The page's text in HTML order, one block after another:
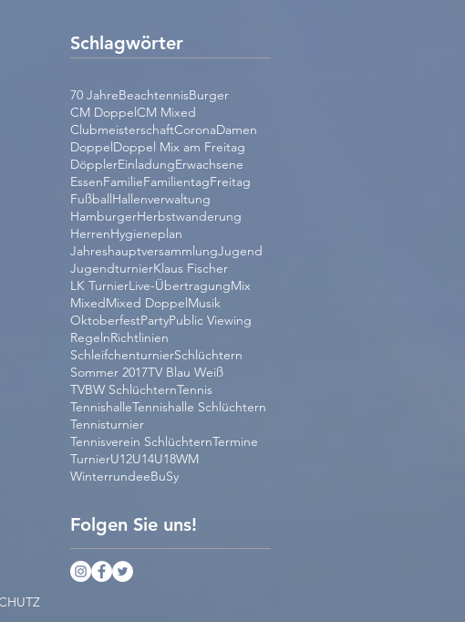
Schlagwörter
70 JahreBeachtennisBurger
CM DoppelCM Mixed
ClubmeisterschaftCoronaDamen
DoppelDoppel Mix am Freitag
DöpplerEinladungErwachsene
EssenFamilieFamilientagFreitag
FußballHallenverwaltung
HamburgerHerbstwanderung
HerrenHygieneplan
JahreshauptversammlungJugend
JugendturnierKlaus Fischer
LK TurnierLive-ÜbertragungMix
MixedMixed DoppelMusik
OktoberfestPartyPublic Viewing
RegelnRichtlinien
SchleifchenturnierSchlüchtern
Sommer 2017TV Blau Weiß
TVBW SchlüchternTennis
TennishalleTennishalle Schlüchtern
Tennisturnier
Tennisverein SchlüchternTermine
TurnierU12U14U18WM
WinterrundeeBuSy
Folgen Sie uns!